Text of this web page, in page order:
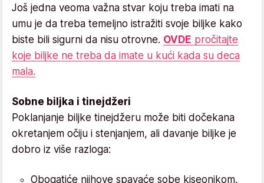
Još jedna veoma važna stvar koju treba imati na
umu je da treba temeljno istražiti svoje biljke kako
biste bili sigurni da nisu otrovne. OVDE pročitajte
koje biljke ne treba da imate u kući kada su deca
mala.
Sobne biljka i tinejdžeri
Poklanjanje biljke tinejdžeru može biti dočekana
okretanjem očiju i stenjanjem, ali davanje biljke je
dobro iz više razloga:
Obogatiće njihove spavaće sobe kiseonikom.